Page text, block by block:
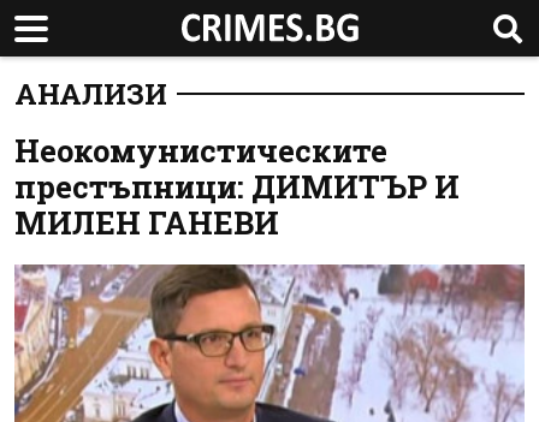
АНАЛИЗИ
Неокомунистическите
престъпници: ДИМИТЪР И
МИЛЕН ГАНЕВИ